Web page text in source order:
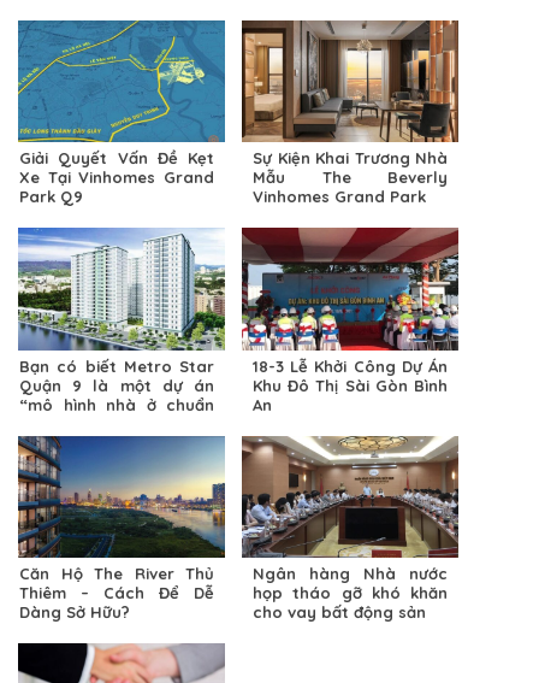
Giải Quyết Vấn Đề Kẹt
Xe Tại Vinhomes Grand
Park Q9
Sự Kiện Khai Trương Nhà
Mẫu The Beverly
Vinhomes Grand Park
Bạn có biết Metro Star
Quận 9 là một dự án
“mô hình nhà ở chuẩn
18-3 Lễ Khởi Công Dự Án
Khu Đô Thị Sài Gòn Bình
An
Căn Hộ The River Thủ
Thiêm – Cách Để Dễ
Dàng Sở Hữu?
Ngân hàng Nhà nước
họp tháo gỡ khó khăn
cho vay bất động sản